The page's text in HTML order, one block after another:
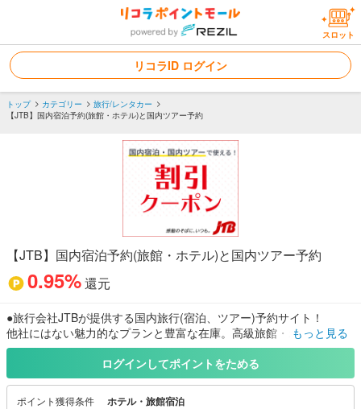
スロット
リコラID ログイン
トップ カテゴリー
旅行/レンタカー
【JTB】国内宿泊予約(旅館・ホテル)と国内ツアー予約
【JTB】国内宿泊予約(旅館・ホテル)と国内ツアー予約
0.95%還元
●旅行会社JTBが提供する国内旅行(宿泊、ツアー)予約サイト！
他社にはない魅力的なプランと豊富な在庫。高級旅館・ホテルか
ら、 お得なシティホテル、大人気のディズニーホテルまで24時間オ
ンライン予約可能です。
また、JRや航空券(JAL,ANA)などの交通と宿泊がセットになったプ
ランも好評です。
もっと見る
ログインしてポイントをためる
ポイント獲得条件 ホテル・旅館宿泊